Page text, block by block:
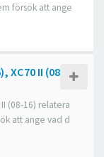
försök att ange
XC70 II (08
(08-16) relatera
att ange vad d